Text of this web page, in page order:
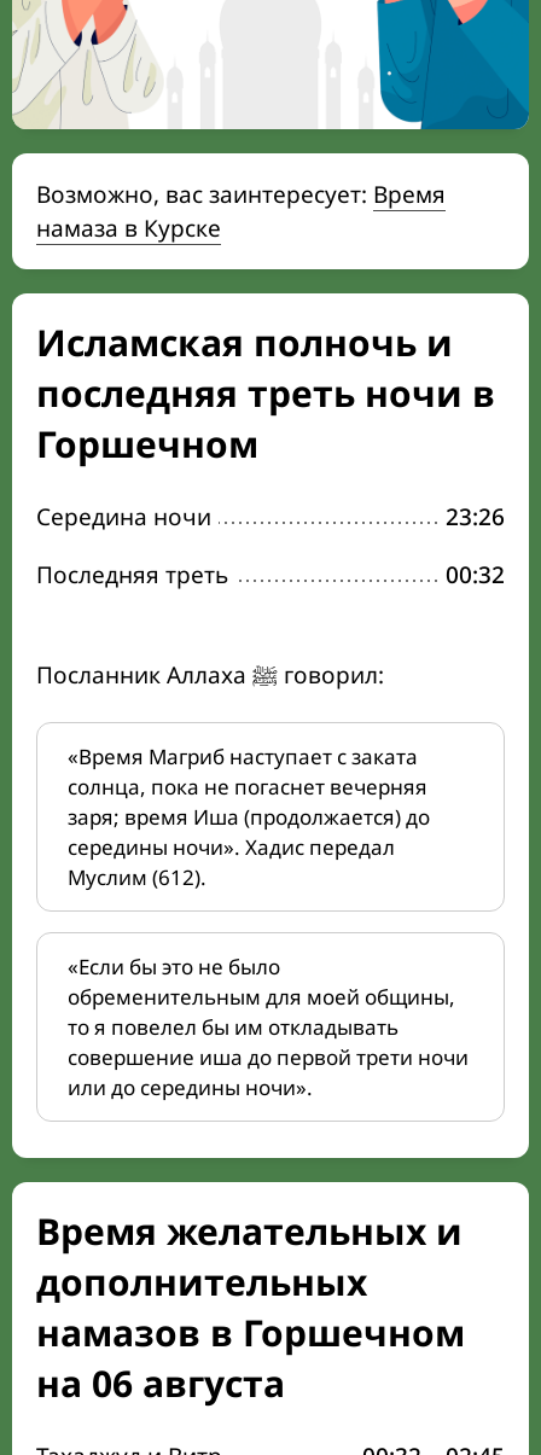
Возможно, вас заинтересует: Время
намаза в Курске
Исламская полночь и
последняя треть ночи в
Горшечном
Середина ночи
23:26
Последняя треть
00:32
Посланник Аллаха ﷺ говорил:
«Время Магриб наступает с заката
солнца, пока не погаснет вечерняя
заря; время Иша (продолжается) до
середины ночи». Хадис передал
Муслим (612).
«Если бы это не было
обременительным для моей общины,
то я повелел бы им откладывать
совершение иша до первой трети ночи
или до середины ночи».
Время желательных и
дополнительных
намазов в Горшечном
на 06 августа